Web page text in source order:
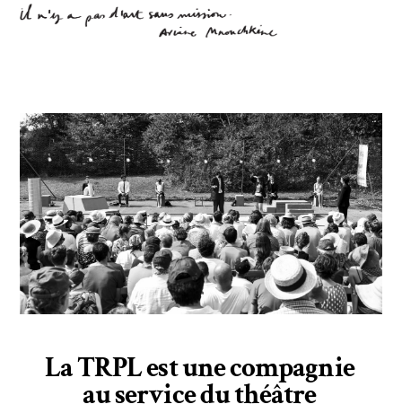
La TRPL est une compagnie
au service du théâtre